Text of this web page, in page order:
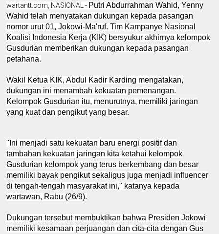
wartantt.com, NASIONAL - Putri Abdurrahman Wahid, Yenny
Wahid telah menyatakan dukungan kepada pasangan
nomor urut 01, Jokowi-Ma'ruf. Tim Kampanye Nasional
Koalisi Indonesia Kerja (KIK) bersyukur akhirnya kelompok
Gusdurian memberikan dukungan kepada pasangan
petahana.
Wakil Ketua KIK, Abdul Kadir Karding mengatakan,
dukungan ini menambah kekuatan pemenangan.
Kelompok Gusdurian itu, menurutnya, memiliki jaringan
yang kuat dan pengikut yang besar.
"Ini menjadi satu kekuatan baru energi positif dan
tambahan kekuatan jaringan kita ketahui kelompok
Gusdurian kelompok yang terus berkembang dan besar
memiliki bayak pengikut sekaligus juga menjadi influencer
di tengah-tengah masyarakat ini," katanya kepada
wartawan, Rabu (26/9).
Dukungan tersebut membuktikan bahwa Presiden Jokowi
memiliki kesamaan perjuangan dan cita-cita dengan Gus